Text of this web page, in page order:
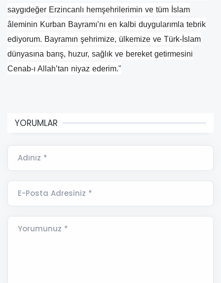
saygıdeğer Erzincanlı hemşehrilerimin ve tüm İslam
âleminin Kurban Bayramı’nı en kalbi duygularımla tebrik
ediyorum. Bayramın şehrimize, ülkemize ve Türk-İslam
dünyasına barış, huzur, sağlık ve bereket getirmesini
Cenab-ı Allah’tan niyaz ederim."
YORUMLAR
Adınız *
E-Posta Adresiniz *
Yorumunuz *